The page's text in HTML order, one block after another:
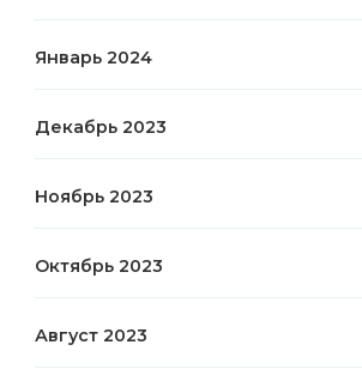
Январь 2024
Декабрь 2023
Ноябрь 2023
Октябрь 2023
Август 2023